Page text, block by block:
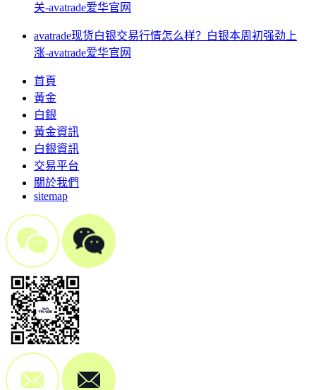
关-avatrade爱华官网
avatrade现货白银交易行情怎么样？白银本周初强劲上
涨-avatrade爱华官网
首頁
黃金
白銀
黃金資訊
白銀資訊
交易平台
關於我們
sitemap